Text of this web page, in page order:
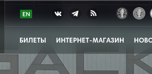
БИЛЕТЫ ИНТЕРНЕТ-МАГАЗИН